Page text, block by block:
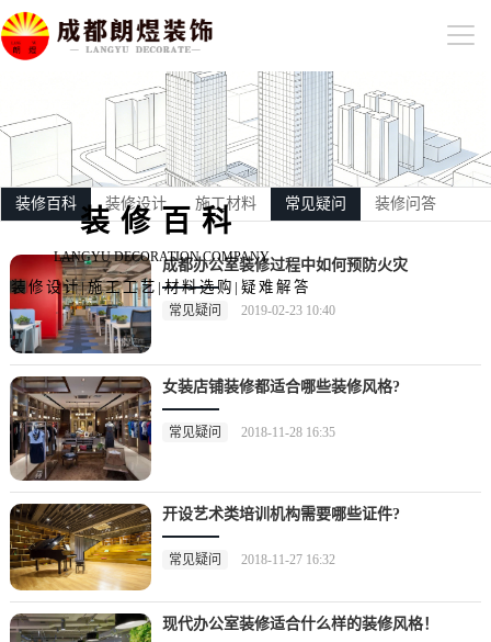
装修百科
LANGYU DECORATION COMPANY
装修设计|施工工艺|材料选购|疑难解答
装修百科 装修设计 施工材料 常见疑问 装修问答
成都办公室装修过程中如何预防火灾
常见疑问 2019-02-23 10:40
女装店铺装修都适合哪些装修风格?
常见疑问 2018-11-28 16:35
开设艺术类培训机构需要哪些证件?
常见疑问 2018-11-27 16:32
现代办公室装修适合什么样的装修风格！